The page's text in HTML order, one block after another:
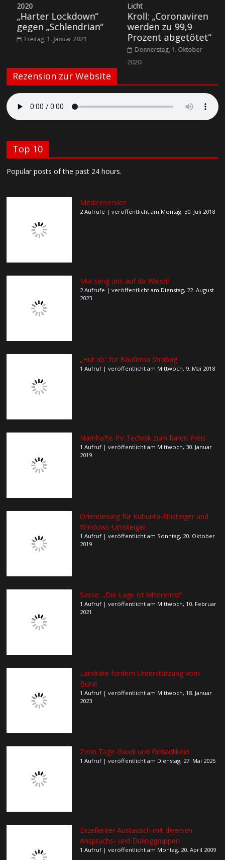
2020
„Harter Lockdown“
gegen „Schlendrian“
Freitag, 1. Januar 2021
Licht
Kroll: „Coronaviren
werden zu 99,9
Prozent abgetötet“
Donnerstag, 1. Oktober
2020
Rezension zur Website
Top 10
Popular posts of the past 24 hours.
Medienservice
2 Aufrufe |veröffentlicht am Montag, 30. Juli 2018
Mia seng uns auf da Wiesn!
2 Aufrufe |veröffentlicht am Dienstag, 22. August
2023
„Hut ab“ für Baufirma Strabag
1 Aufruf |veröffentlicht am Mittwoch, 9. Mai 2018
Namhafte PV-Technik zum fairen Preis
1 Aufruf |veröffentlicht am Mittwoch, 30. Januar
2019
Orientierung für Kubuntu-Einsteiger und
Windows-Umsteiger
1 Aufruf |veröffentlicht am Sonntag, 20. Oktober
2019
Sasse: „Die Lage ist bitterernst“
1 Aufruf |veröffentlicht am Mittwoch, 10. Februar
2021
Landräte fordern Unterstützung vom
Bund
1 Aufruf |veröffentlicht am Mittwoch, 18. Januar
2023
Zehn Tage Gaudi und Gmiadlikeid
1 Aufruf |veröffentlicht am Dienstag, 27. Mai 2025
Exzellenter Austausch mit diversen
Anspruchs- und Dialoggruppen
1 Aufruf |veröffentlicht am Montag, 20. April 2009